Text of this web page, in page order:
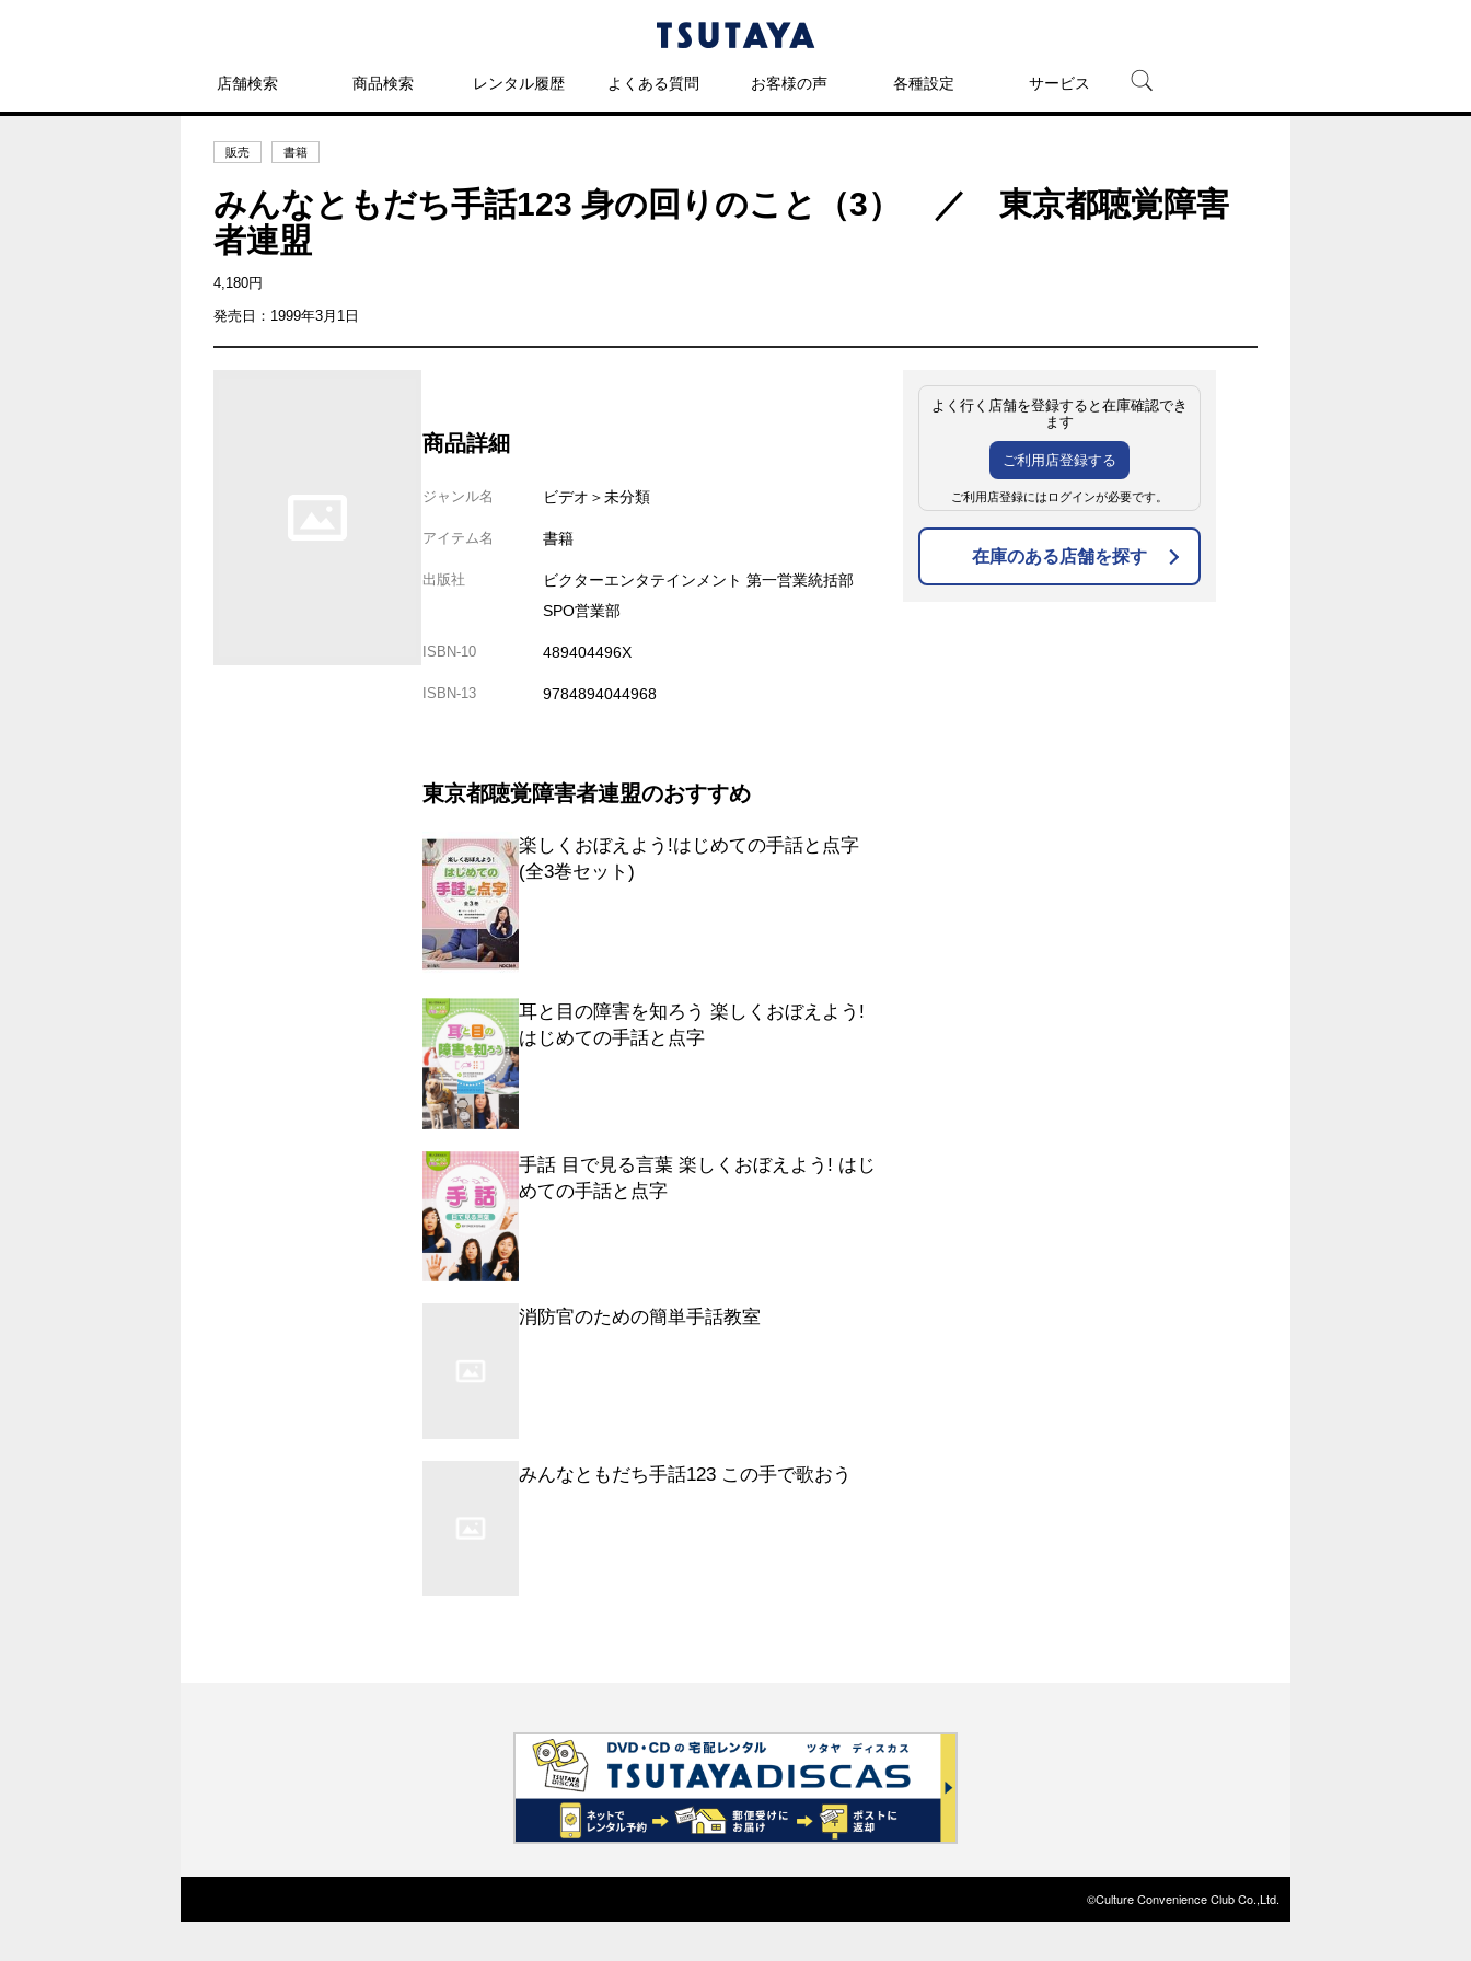
店舗検索 商品検索 レンタル履歴 よくある質問 お客様の声 各種設定 サービス
TSUTAYAプレミアムNEXT
販売 書籍
みんなともだち手話123 身の回りのこと（3） ／ 東京都聴覚障害
者連盟
4,180円
発売日：1999年3月1日
商品詳細
ジャンル名 ビデオ＞未分類
アイテム名 書籍
出版社
ビクターエンタテインメント 第一営業統括部
SPO営業部
ISBN-10 489404496X
ISBN-13 9784894044968
東京都聴覚障害者連盟のおすすめ
楽しくおぼえよう!はじめての手話と点字
(全3巻セット)
耳と目の障害を知ろう 楽しくおぼえよう!
はじめての手話と点字
手話 目で見る言葉 楽しくおぼえよう! はじ
めての手話と点字
消防官のための簡単手話教室
みんなともだち手話123 この手で歌おう
よく行く店舗を登録すると在庫確認でき
ます
ご利用店登録する
ご利用店登録にはログインが必要です。
在庫のある店舗を探す
©Culture Convenience Club Co.,Ltd.